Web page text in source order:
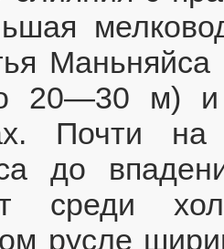
Маньняйса
20—30 м)
Почти
до
среди
русле